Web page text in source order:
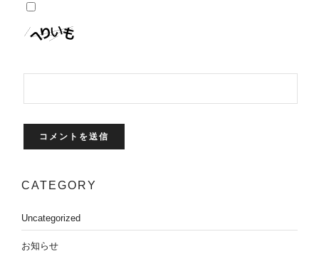
CATEGORY
Uncategorized
お知らせ